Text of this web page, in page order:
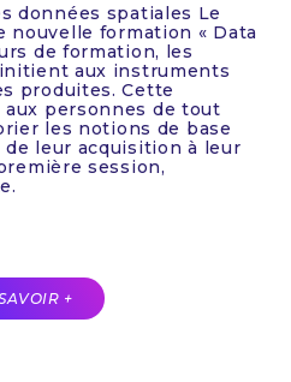
données spatiales Le
nouvelle formation « Data
de formation, les
aux instruments
produites. Cette
personnes de tout
les notions de base
leur acquisition à leur
session,
+